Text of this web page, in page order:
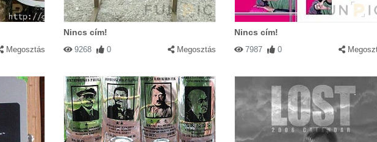
Megosztás
Nincs cím!
9268 0 Megosztás
Nincs cím!
7987 0